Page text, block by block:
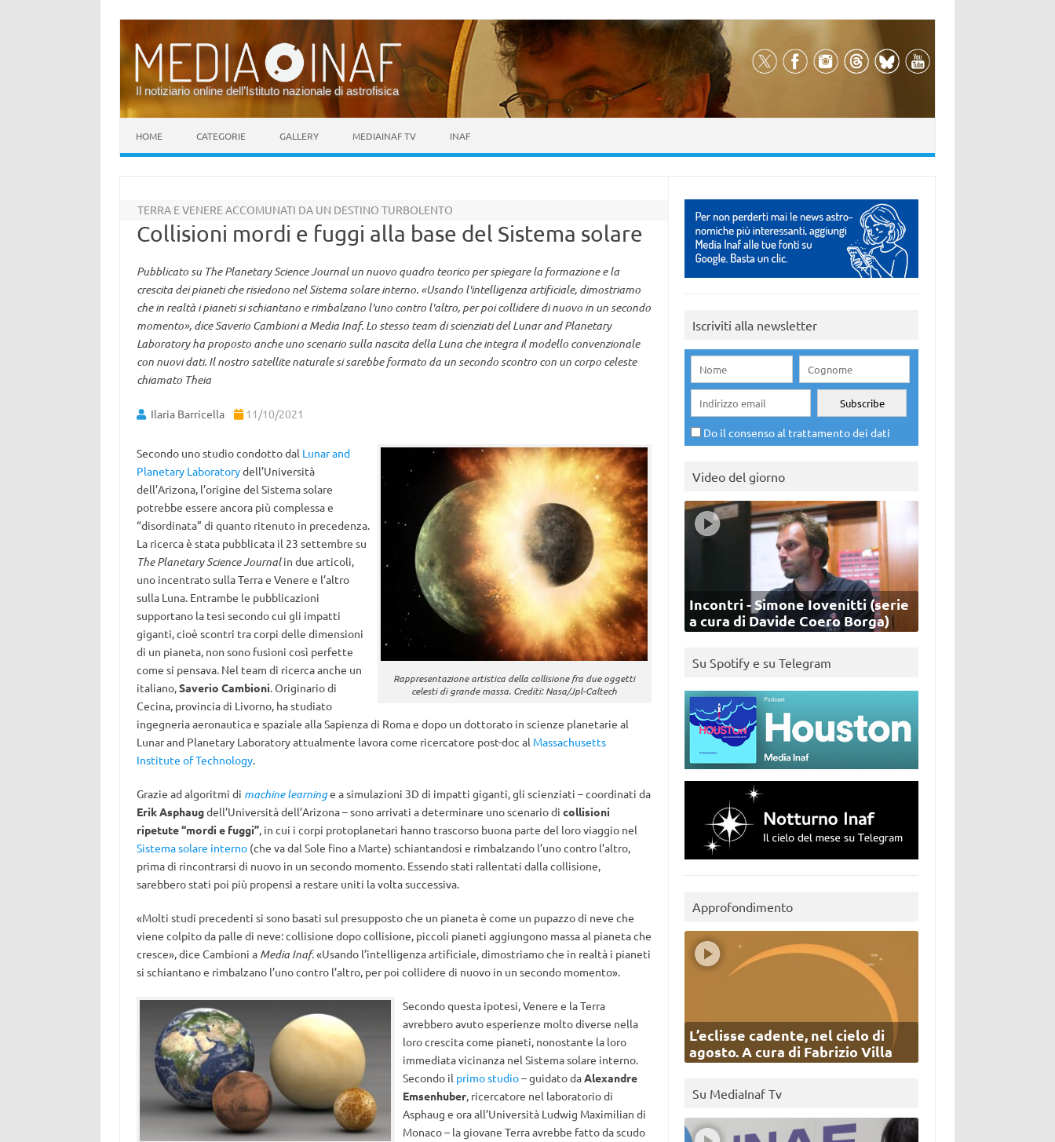
Il notiziario online dell’Istituto nazionale di astrofisica
HOME CATEGORIE GALLERY MEDIAINAF TV INAF
TERRA E VENERE ACCOMUNATI DA UN DESTINO TURBOLENTO
Collisioni mordi e fuggi alla base del Sistema solare
Pubblicato su The Planetary Science Journal un nuovo quadro teorico per spiegare la formazione e la
crescita dei pianeti che risiedono nel Sistema solare interno. «Usando l'intelligenza artificiale, dimostriamo
che in realtà i pianeti si schiantano e rimbalzano l'uno contro l'altro, per poi collidere di nuovo in un secondo
momento», dice Saverio Cambioni a Media Inaf. Lo stesso team di scienziati del Lunar and Planetary
Laboratory ha proposto anche uno scenario sulla nascita della Luna che integra il modello convenzionale
con nuovi dati. Il nostro satellite naturale si sarebbe formato da un secondo scontro con un corpo celeste
chiamato Theia
Ilaria Barricella 11/10/2021
Rappresentazione artistica della collisione fra due oggetti
celesti di grande massa. Crediti: Nasa/Jpl-Caltech
Secondo uno studio condotto dal Lunar and
Planetary Laboratorydell’Università
dell’Arizona, l’origine del Sistema solare
potrebbe essere ancora più complessa e
“disordinata” di quanto ritenuto in precedenza.
La ricerca è stata pubblicata il 23 settembre su
The Planetary Science Journalin due articoli,
uno incentrato sulla Terra e Venere e l’altro
sulla Luna. Entrambe le pubblicazioni
supportano la tesi secondo cui gli impatti
giganti, cioè scontri tra corpi delle dimensioni
di un pianeta, non sono fusioni così perfette
come si pensava. Nel team di ricerca anche un
italiano,Saverio Cambioni. Originario di
Cecina, provincia di Livorno, ha studiato
ingegneria aeronautica e spaziale alla Sapienza di Roma e dopo un dottorato in scienze planetarie al
Lunar and Planetary Laboratory attualmente lavora come ricercatore post-doc al Massachusetts
Institute of Technology.
Grazie ad algoritmi di machine learninge a simulazioni 3D di impatti giganti, gli scienziati – coordinati da
Erik Asphaugdell’Università dell’Arizona – sono arrivati a determinare uno scenario di collisioni
ripetute “mordi e fuggi”, in cui i corpi protoplanetari hanno trascorso buona parte del loro viaggio nel
Sistema solare interno(che va dal Sole fino a Marte) schiantandosi e rimbalzando l’uno contro l’altro,
prima di rincontrarsi di nuovo in un secondo momento. Essendo stati rallentati dalla collisione,
sarebbero stati poi più propensi a restare uniti la volta successiva.
«Molti studi precedenti si sono basati sul presupposto che un pianeta è come un pupazzo di neve che
viene colpito da palle di neve: collisione dopo collisione, piccoli pianeti aggiungono massa al pianeta che
cresce», dice Cambioni a Media Inaf. «Usando l’intelligenza artificiale, dimostriamo che in realtà i pianeti
si schiantano e rimbalzano l’uno contro l’altro, per poi collidere di nuovo in un secondo momento».
Secondo questa ipotesi, Venere e la Terra
avrebbero avuto esperienze molto diverse nella
loro crescita come pianeti, nonostante la loro
immediata vicinanza nel Sistema solare interno.
Secondo il primo studio– guidato daAlexandre
Emsenhuber, ricercatore nel laboratorio di
Asphaug e ora all’Università Ludwig Maximilian di
Monaco – la giovane Terra avrebbe fatto da scudo
Iscriviti alla newsletter
Do il consenso al trattamento dei dati
Video del giorno
Incontri - Simone Iovenitti (serie
a cura di Davide Coero Borga)
Su Spotify e su Telegram
Approfondimento
L’eclisse cadente, nel cielo di
agosto. A cura di Fabrizio Villa
Su MediaInaf Tv